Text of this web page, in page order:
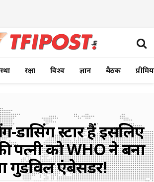
रक्षा विश्व ज्ञान बैठक
डासिंग स्टार हैं इसलिए
पत्नी को WHO ने बना
गुडविल एंबेसडर!